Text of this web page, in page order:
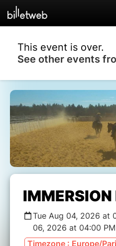
This event is over.
See other events
Tue Aug 04, 2026 at
06, 2026 at 04:00 PM
Timezone : Europe/